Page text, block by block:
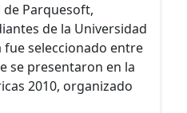
Parquesoft,
de la Universidad
fue seleccionado entre
se presentaron en la
2010, organizado